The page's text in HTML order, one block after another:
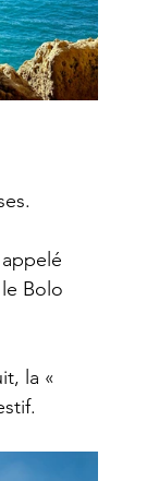
Bolo
la «